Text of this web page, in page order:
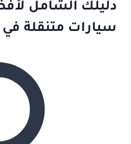
دليلك الشامل
سيارات متنقلة في الرياض